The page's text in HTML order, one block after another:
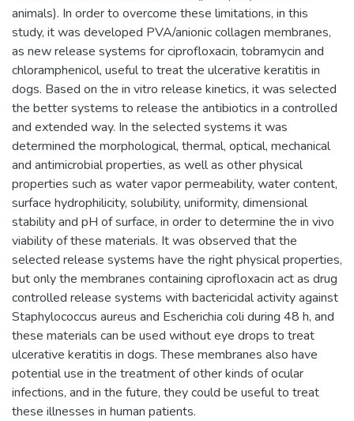
animals). In order to overcome these limitations, in this
study, it was developed PVA/anionic collagen membranes,
as new release systems for ciprofloxacin, tobramycin and
chloramphenicol, useful to treat the ulcerative keratitis in
dogs. Based on the in vitro release kinetics, it was selected
the better systems to release the antibiotics in a controlled
and extended way. In the selected systems it was
determined the morphological, thermal, optical, mechanical
and antimicrobial properties, as well as other physical
properties such as water vapor permeability, water content,
surface hydrophilicity, solubility, uniformity, dimensional
stability and pH of surface, in order to determine the in vivo
viability of these materials. It was observed that the
selected release systems have the right physical properties,
but only the membranes containing ciprofloxacin act as drug
controlled release systems with bactericidal activity against
Staphylococcus aureus and Escherichia coli during 48 h, and
these materials can be used without eye drops to treat
ulcerative keratitis in dogs. These membranes also have
potential use in the treatment of other kinds of ocular
infections, and in the future, they could be useful to treat
these illnesses in human patients.